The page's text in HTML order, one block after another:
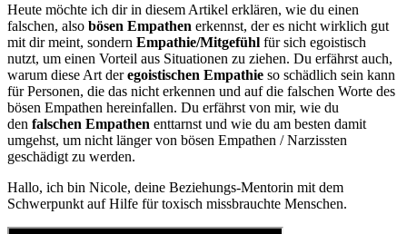
Heute möchte ich dir in diesem Artikel erklären, wie du einen
falschen, also bösen Empathen erkennst, der es nicht wirklich gut
mit dir meint, sondern Empathie/Mitgefühl für sich egoistisch
nutzt, um einen Vorteil aus Situationen zu ziehen. Du erfährst auch,
warum diese Art deregoistischen Empathie so schädlich sein kann
für Personen, die das nicht erkennen und auf die falschen Worte des
bösen Empathen hereinfallen. Du erfährst von mir, wie du
den falschen Empathen enttarnst und wie du am besten damit
umgehst, um nicht länger von bösen Empathen / Narzissten
geschädigt zu werden.
Hallo, ich bin Nicole, deine Beziehungs-Mentorin mit dem
Schwerpunkt auf Hilfe für toxisch missbrauchte Menschen.